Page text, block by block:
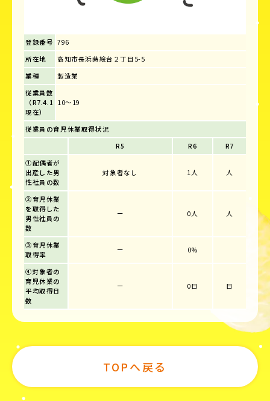
登録番号 796
所在地
高知市長浜蒔絵台２丁目5-5
業種
製造業
従業員数
（R7.4.1
現在）
10～19
従業員の育児休業取得状況
R5
R6
R7
①配偶者が
出産した男
性社員の数
対象者なし 1人 人
②育児休業
を取得した
男性社員の
数
ー 0人 人
③育児休業
取得率
ー 0%
④対象者の
育児休業の
平均取得日
数
ー 0日 日
TOPへ戻る